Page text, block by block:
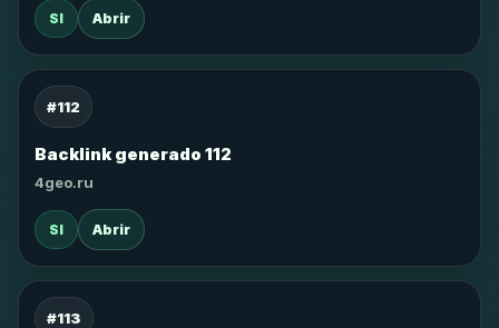
SI Abrir
#112
Backlink generado 112
4geo.ru
SI Abrir
#113